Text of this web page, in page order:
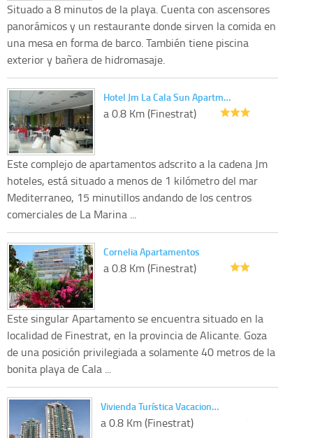
Situado a 8 minutos de la playa. Cuenta con ascensores
panorámicos y un restaurante donde sirven la comida en
una mesa en forma de barco. También tiene piscina
exterior y bañera de hidromasaje.
Hotel Jm La Cala Sun Apartm…
a 0.8 Km (Finestrat)
Este complejo de apartamentos adscrito a la cadena Jm
hoteles, está situado a menos de 1 kilómetro del mar
Mediterraneo, 15 minutillos andando de los centros
comerciales de La Marina ...
Cornelia Apartamentos
a 0.8 Km (Finestrat)
Este singular Apartamento se encuentra situado en la
localidad de Finestrat, en la provincia de Alicante. Goza
de una posición privilegiada a solamente 40 metros de la
bonita playa de Cala ...
Vivienda Turística Vacacion…
a 0.8 Km (Finestrat)